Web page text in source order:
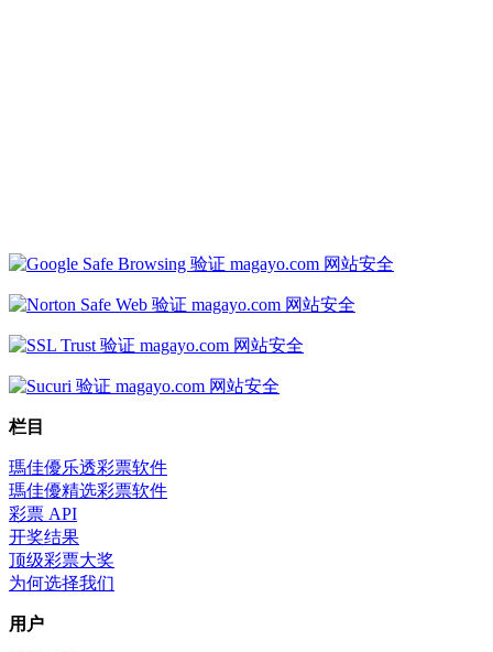
栏目
瑪佳優乐透彩票软件
瑪佳優精选彩票软件
彩票 API
开奖结果
顶级彩票大奖
为何选择我们
用户